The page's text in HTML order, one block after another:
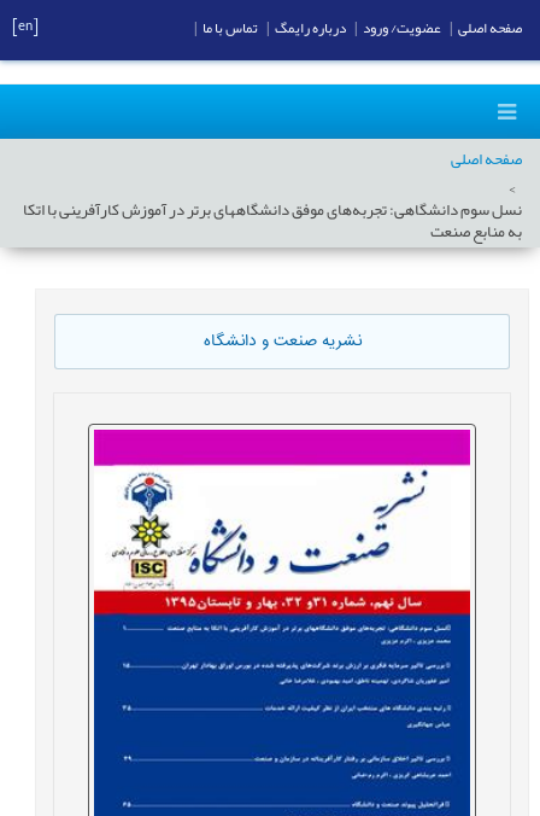
صفحه اصلی
نسل سوم دانشگاهی: تجربه‌های موفق دانشگاههای برتر در آموزش کارآفرینی با اتکا
به منابع صنعت
نشریه صنعت و دانشگاه
صفحه اصلی عضویت/ ورود درباره رایمگ تماس با ما